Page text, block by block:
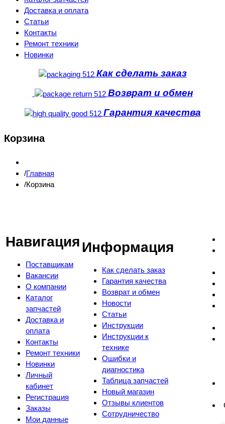
Доставка и оплата
Статьи
Контакты
Ремонт техники
Новинки
Как сделать заказ
Возврат и обмен
Гарантия качества
Корзина
Главная
Корзина
Навигация
Поставщикам
Вакансии
О компании
Каталог
запчастей
Доставка и
оплата
Контакты
Ремонт техники
Новинки
Личный
кабинет
Регистрация
Заказы
Мои данные
Информация
Как сделать заказ
Гарантия качества
Возврат и обмен
Новости
Статьи
Инструкции
Инструкции к
технике
Ошибки и
диагностика
Таблица запчастей
Новый магазин
Отзывы клиентов
Сотрудничество